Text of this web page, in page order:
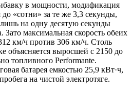
в мощности, модификация
до «сотни» за те же 3,3 секунды,
на одну десятую секунды
максимальная скорость обеих
км/ч против 306 км/ч. Столь
объясняется выросшей с 2150 до
топливного Performante.
батарея емкостью 25,9 кВт·ч,
на чистой электротяге.